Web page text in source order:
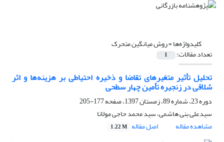
کلیدواژه‌ها =روش میانگین متحرک
تعداد مقالات: 1
تحلیل تأثیر متغیرهای تقاضا و ذخیره احتیاطی بر هزینه‌ها و اثر
شلاقی در زنجیره تأمین چهار سطحی
دوره 23، شماره 89، زمستان 1397، صفحه
177-205
سیدعلی بنی هاشمی، سید محمد حاجی مولانا
مشاهده مقاله
اصل مقاله 1.22 M